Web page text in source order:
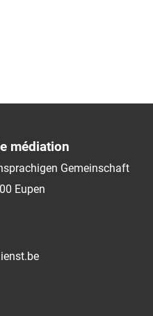
médiation
Gemeinschaft
Eupen